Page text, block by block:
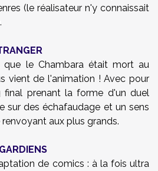
(le réalisateur n'y connaissait
que le Chambara était mort au
vient de l'animation ! Avec pour
prenant la forme d'un duel
sur des échafaudage et un sens
aux plus grands.
de comics : à la fois ultra